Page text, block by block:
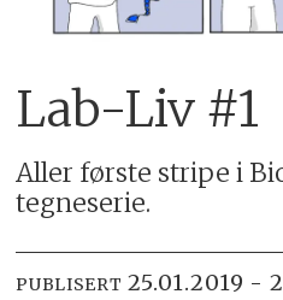
Lab-Liv #1
Aller første stripe i
tegneserie.
PUBLISERT 25.01.2019 -